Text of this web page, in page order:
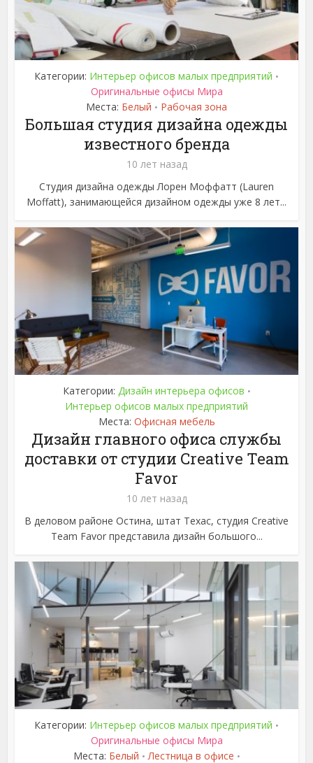
Категории: Интерьер офисов малых предприятий •
Оригинальные офисы Мира
Места: Белый • Рабочая зона
Большая студия дизайна одежды
известного бренда
10 лет назад
Студия дизайна одежды Лорен Моффатт (Lauren
Moffatt), занимающейся дизайном одежды уже 8 лет...
Категории: Дизайн интерьера офисов •
Интерьер офисов малых предприятий
Места: Офисная мебель
Дизайн главного офиса службы
доставки от студии Creative Team
Favor
10 лет назад
В деловом районе Остина, штат Техас, студия Creative
Team Favor представила дизайн большого...
Категории: Интерьер офисов малых предприятий •
Оригинальные офисы Мира
Места: Белый • Лестница в офисе •